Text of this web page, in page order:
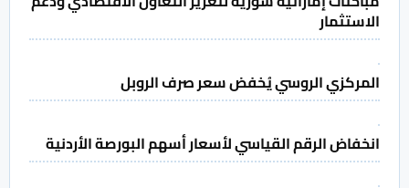
الاستثمار
المركزي الروسي يُخفض سعر صرف الروبل
انخفاض الرقم القياسي لأسعار أسهم البورصة الأردنية